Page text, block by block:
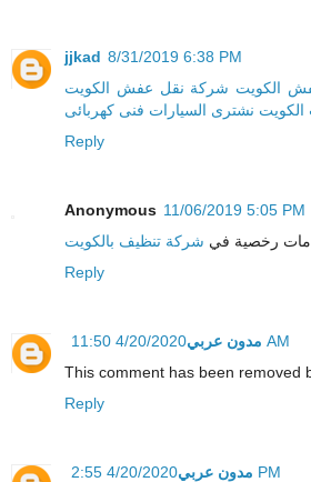
jjkad 8/31/2019 6:38 PM
الكویت شركة نقل عفش الكویت
الكویت نشتری السیارات فنی كهربائی
Reply
Anonymous 11/06/2019 5:05 PM
رخصية في شركة تنظيف بالكويت
Reply
مدون عربي 4/20/2020 11:50 AM
This comment has been removed
Reply
مدون عربي 4/20/2020 2:55 PM